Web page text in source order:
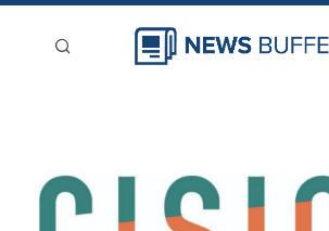
登入